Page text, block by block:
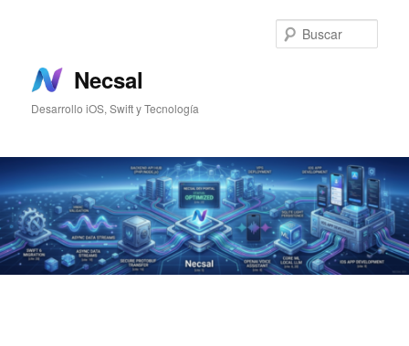
principal
secundario
Necsal
Desarrollo iOS, Swift y Tecnología